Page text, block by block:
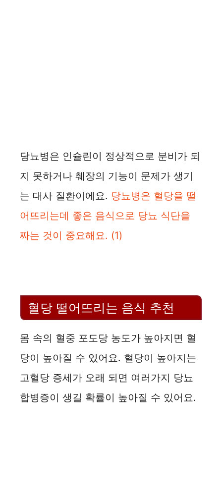
당뇨병은 인슐린이 정상적으로 분비가 되
지 못하거나 췌장의 기능이 문제가 생기
는 대사 질환이에요. 당뇨병은 혈당을 떨
어뜨리는데 좋은 음식으로 당뇨 식단을
짜는 것이 중요해요. (1)
혈당 떨어뜨리는 음식 추천
몸 속의 혈중 포도당 농도가 높아지면 혈
당이 높아질 수 있어요. 혈당이 높아지는
고혈당 증세가 오래 되면 여러가지 당뇨
합병증이 생길 확률이 높아질 수 있어요.